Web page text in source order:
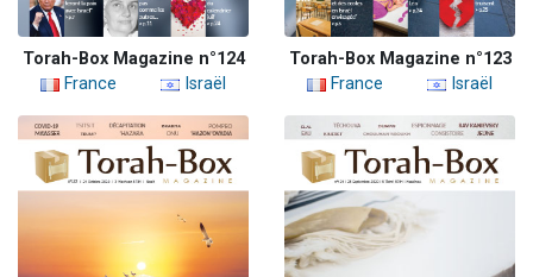
Torah-Box Magazine n°124
France
Israël
Torah-Box Magazine n°123
France
Israël